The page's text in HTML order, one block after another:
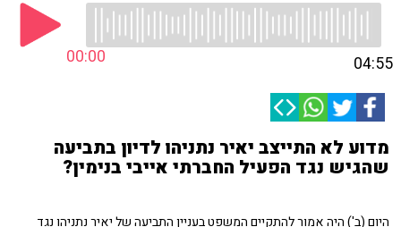
00:00 04:55
מדוע לא התייצב יאיר נתניהו לדיון בתביעה
שהגיש נגד הפעיל החברתי אייבי בנימין?
היום (ב') היה אמור להתקיים המשפט בעניין התביעה של יאיר נתניהו נגד